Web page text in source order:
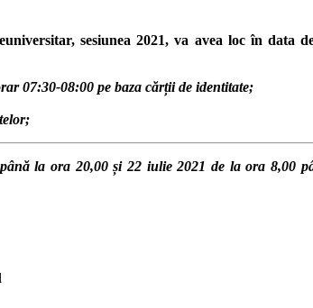
sesiunea 2021, va avea loc în data
07:30-08:00 pe baza cărții de identitate;
la ora 20,00 și 22 iulie 2021 de la ora 8,00